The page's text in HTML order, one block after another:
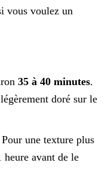
vous voulez un
35 à 40 minutes.
doré sur le
une texture plus
heure avant de le